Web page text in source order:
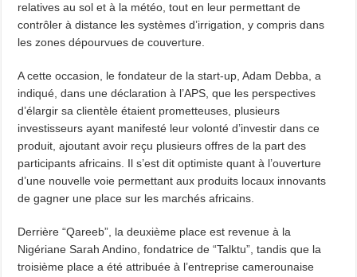
relatives au sol et à la météo, tout en leur permettant de
contrôler à distance les systèmes d’irrigation, y compris dans
les zones dépourvues de couverture.
A cette occasion, le fondateur de la start-up, Adam Debba, a
indiqué, dans une déclaration à l’APS, que les perspectives
d’élargir sa clientèle étaient prometteuses, plusieurs
investisseurs ayant manifesté leur volonté d’investir dans ce
produit, ajoutant avoir reçu plusieurs offres de la part des
participants africains. Il s’est dit optimiste quant à l’ouverture
d’une nouvelle voie permettant aux produits locaux innovants
de gagner une place sur les marchés africains.
Derrière “Qareeb”, la deuxième place est revenue à la
Nigériane Sarah Andino, fondatrice de “Talktu”, tandis que la
troisième place a été attribuée à l’entreprise camerounaise